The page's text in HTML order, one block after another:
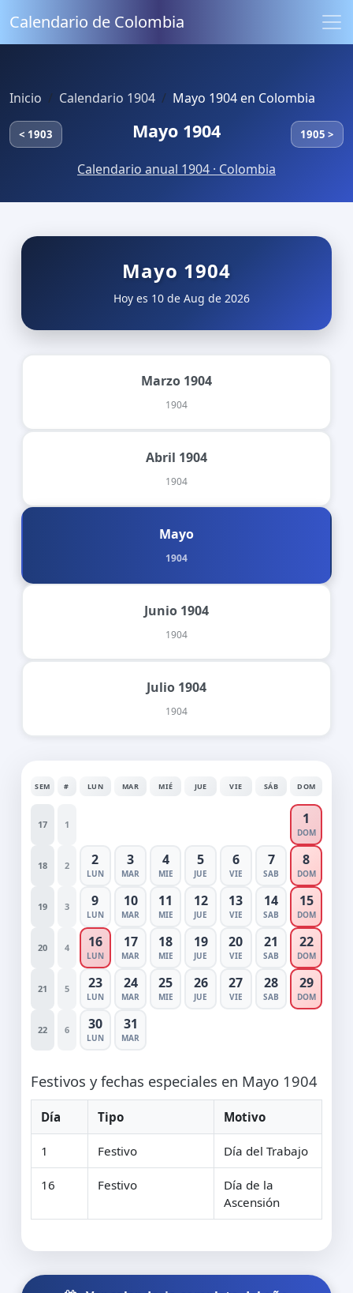
Calendario de Colombia
Inicio Calendario 1904 Mayo 1904 en Colombia
< 1903 Mayo 1904 1905 >
Calendario anual 1904 · Colombia
Mayo 1904
Hoy es 10 de Aug de 2026
Marzo 1904
1904
Abril 1904
1904
Mayo
1904
Junio 1904
1904
Julio 1904
1904
SEM # LUN MAR MIÉ JUE VIE SÁB DOM
17 1 1
DOM
18 2 2
LUN
3
MAR
4
MIE
5
JUE
6
VIE
7
SAB
8
DOM
19 3 9
LUN
10
MAR
11
MIE
12
JUE
13
VIE
14
SAB
15
DOM
20 4 16
LUN
17
MAR
18
MIE
19
JUE
20
VIE
21
SAB
22
DOM
21 5 23
LUN
24
MAR
25
MIE
26
JUE
27
VIE
28
SAB
29
DOM
22 6 30
LUN
31
MAR
Festivos y fechas especiales en Mayo 1904
Día Tipo Motivo
1 Festivo Día del Trabajo
16 Festivo
Día de la
Ascensión